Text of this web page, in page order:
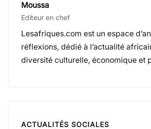
Moussa
Editeur en chef
Lesafriques.com est un espace
réflexions, dédié à l’actualité
diversité culturelle, économique et
ACTUALITÉS SOCIALES